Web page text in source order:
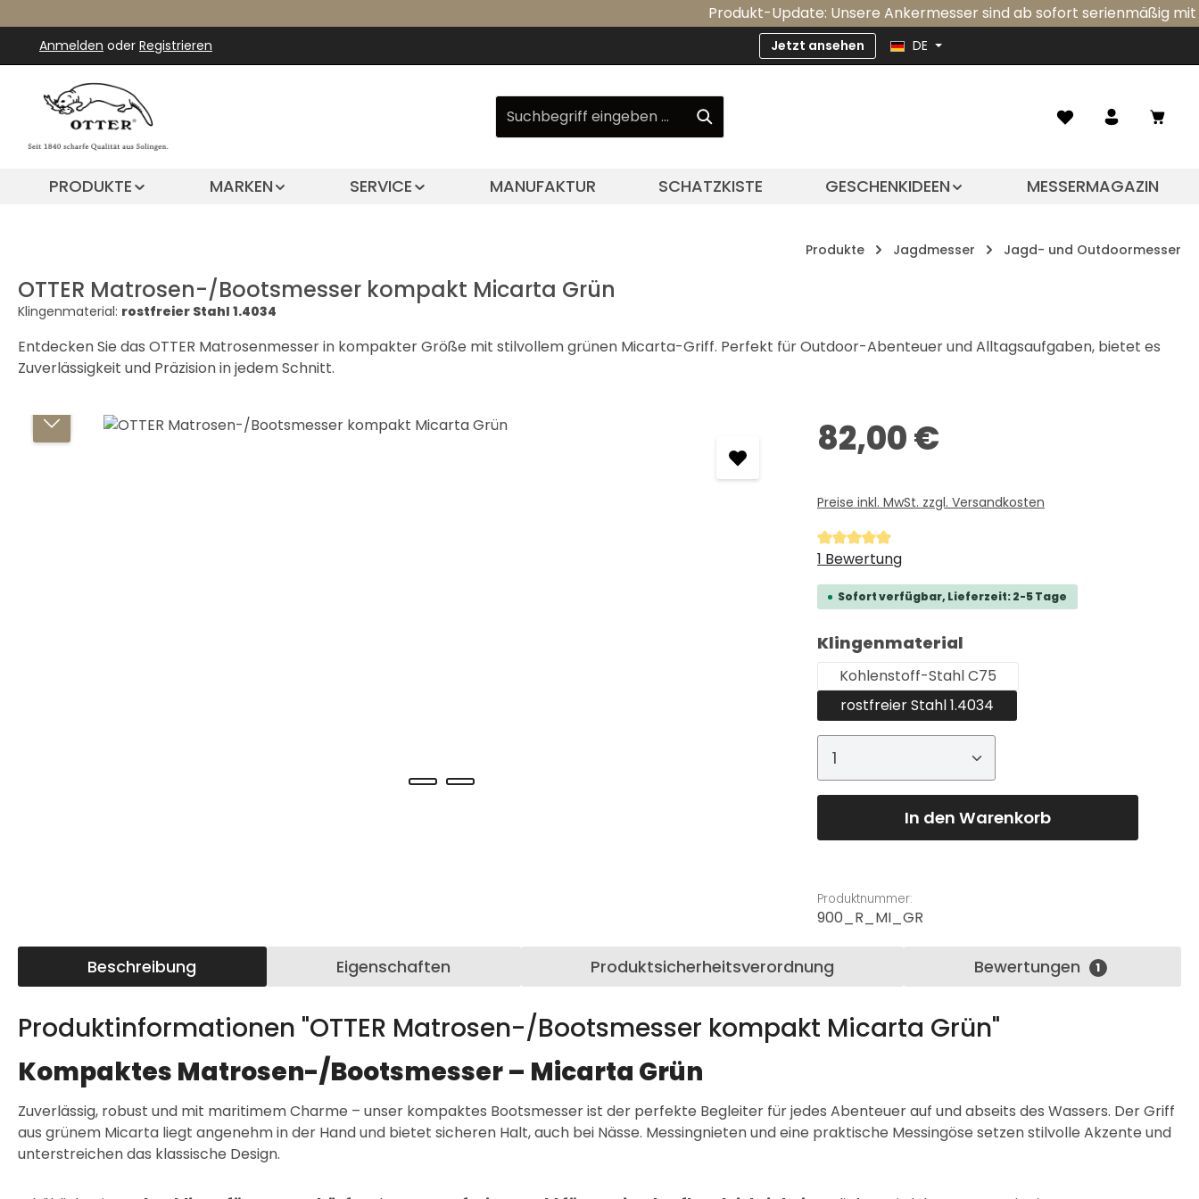
Produkt-Update: Unsere Ankermesser sind ab sofort serienmäßig mit einer
Anmelden oder Registrieren Jetzt ansehen DE
PRODUKTE MARKEN SERVICE MANUFAKTUR SCHATZKISTE GESCHENKIDEEN MESSERMAGAZIN
Produkte Jagdmesser Jagd- und Outdoormesser
OTTER Matrosen-/Bootsmesser kompakt Micarta Grün
Klingenmaterial: rostfreier Stahl 1.4034
Entdecken Sie das OTTER Matrosenmesser in kompakter Größe mit stilvollem grünen Micarta-Griff. Perfekt für Outdoor-Abenteuer und Alltagsaufgaben, bietet es
Zuverlässigkeit und Präzision in jedem Schnitt.
Bildergalerie überspringen Regulärer Preis:
82,00 €
Preise inkl. MwSt. zzgl. Versandkosten
Durchschnittliche Bewertung von 5 von 5 Sternen
1 Bewertung
Sofort verfügbar, Lieferzeit: 2-5 Tage
Klingenmaterial
Kohlenstoff-Stahl C75
rostfreier Stahl 1.4034
Produkt Anzahl: Gib den
In den Warenkorb
Produktnummer:
900_R_MI_GR
Beschreibung Eigenschaften Produktsicherheitsverordnung Bewertungen 1
Produktinformationen "OTTER Matrosen-/Bootsmesser kompakt Micarta Grün"
Kompaktes Matrosen-/Bootsmesser – Micarta Grün
Zuverlässig, robust und mit maritimem Charme – unser kompaktes Bootsmesser ist der perfekte Begleiter für jedes Abenteuer auf und abseits des Wassers. Der Griff
aus grünem Micarta liegt angenehm in der Hand und bietet sicheren Halt, auch bei Nässe. Messingnieten und eine praktische Messingöse setzen stilvolle Akzente und
unterstreichen das klassische Design.